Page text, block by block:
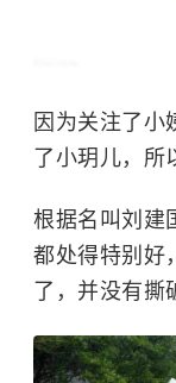
因为关注了小
了小玥儿，所
根据名叫刘建
都处得特别好
了，并没有撕